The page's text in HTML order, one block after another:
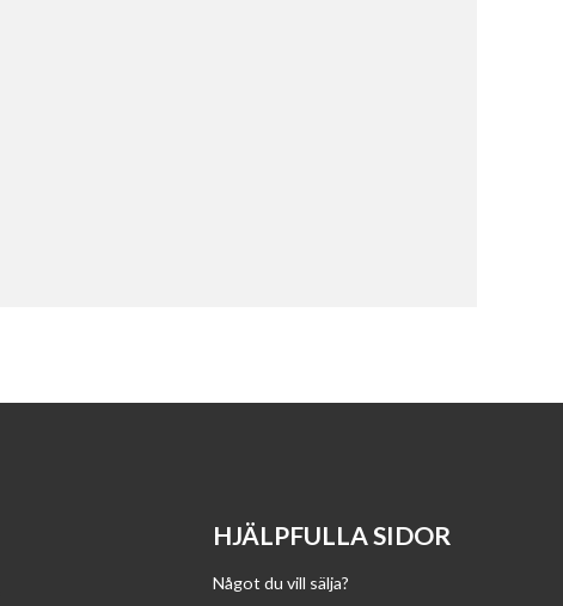
HJÄLPFULLA SIDOR
Något du vill sälja?